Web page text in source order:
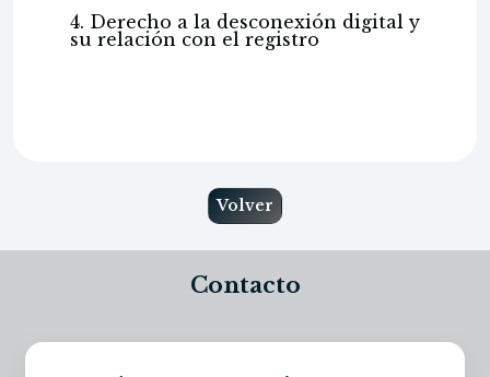
4. Derecho a la desconexión digital y
su relación con el registro
Volver
Contacto